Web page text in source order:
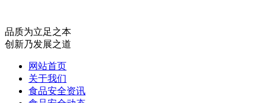
品质为立足之本
创新乃发展之道
网站首页
关于我们
食品安全资讯